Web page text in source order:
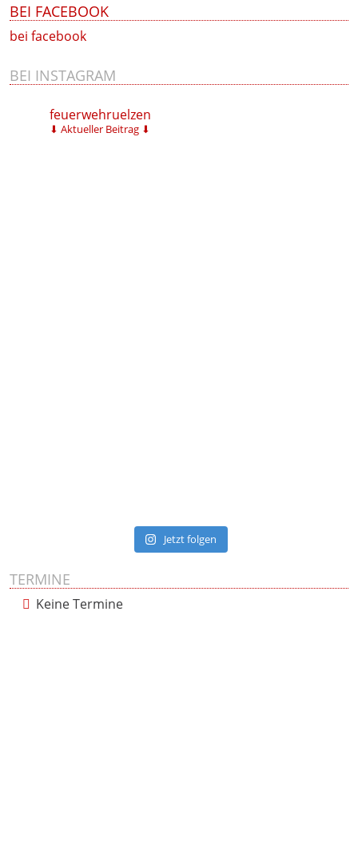
BEI FACEBOOK
bei facebook
BEI INSTAGRAM
feuerwehruelzen
⬇ Aktueller Beitrag ⬇
Jetzt folgen
TERMINE
Keine Termine